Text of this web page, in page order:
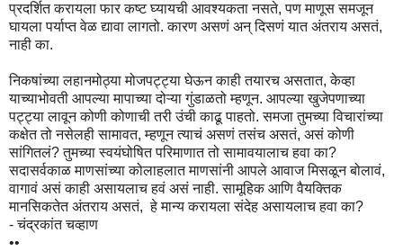
प्रदर्शित करायला फार कष्ट घ्यायची आवश्यकता नसते, पण माणूस समजून
घायला पर्याप्त वेळ द्यावा लागतो. कारण असणं अन् दिसणं यात अंतराय असतं,
नाही का.
निकषांच्या लहानमोठ्या मोजपट्ट्या घेऊन काही तयारच असतात, केव्हा
याच्याभोवती आपल्या मापाच्या दोऱ्या गुंडाळतो म्हणून. आपल्या खुजेपणाच्या
पट्ट्या लावून कोणी कोणाची तरी उंची काढू पाहतो. समजा तुमच्या विचारांच्या
कक्षेत तो नसेलही सामावत, म्हणून त्याचं असणं तसंच असतं, असं कोणी
सांगितलं? तुमच्या स्वयंघोषित परिमाणात तो सामावयालाच हवा का?
सदासर्वकाळ माणसांच्या कोलाहलात माणसांनी आपले आवाज मिसळून बोलावं,
वागावं असं काही असायलाच हवं असं नाही. सामूहिक आणि वैयक्तिक
मानसिकतेत अंतराय असतं, हे मान्य करायला संदेह असायलाच हवा का?
- चंद्रकांत चव्हाण
••